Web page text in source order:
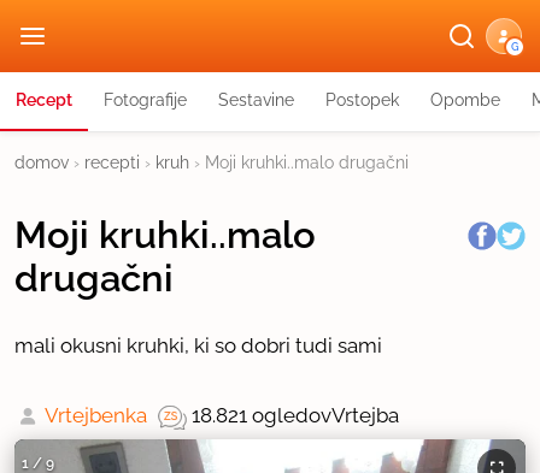
G
Recept Fotografije Sestavine Postopek Opombe
domov › recepti › kruh › Moji kruhki..malo drugačni
Moji kruhki..malo
drugačni
mali okusni kruhki, ki so dobri tudi sami
Vrtejbenka 18.821 ogledovVrtejba
1 / 9